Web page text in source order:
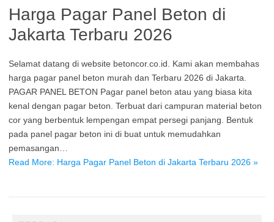
Harga Pagar Panel Beton di
Jakarta Terbaru 2026
Selamat datang di website betoncor.co.id. Kami akan membahas
harga pagar panel beton murah dan Terbaru 2026 di Jakarta.
PAGAR PANEL BETON Pagar panel beton atau yang biasa kita
kenal dengan pagar beton. Terbuat dari campuran material beton
cor yang berbentuk lempengan empat persegi panjang. Bentuk
pada panel pagar beton ini di buat untuk memudahkan
pemasangan…
Read More: Harga Pagar Panel Beton di Jakarta Terbaru 2026 »